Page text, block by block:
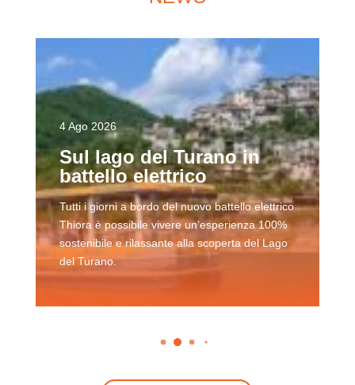
4 Ago 2026
Sul lago del Turano in
battello elettrico
Tutti i giorni a bordo del nuovo battello elettrico
Thiora è possibile vivere un’esperienza 100%
sostenibile e rilassante alla scoperta del Lago
del Turano.